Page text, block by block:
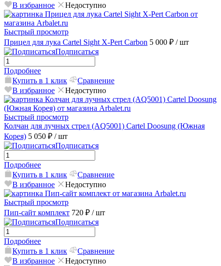
В избранное
Недоступно
Быстрый просмотр
Прицел для лука Cartel Sight X-Pert Carbon 5 000 ₽ / шт
Подписаться
Подробнее
Купить в 1 клик
Сравнение
В избранное
Недоступно
Быстрый просмотр
Колчан для лучных стрел (AQ5001) Cartel Doosung (Южная
Корея) 5 050 ₽ / шт
Подписаться
Подробнее
Купить в 1 клик
Сравнение
В избранное
Недоступно
Быстрый просмотр
Пип-сайт комплект 720 ₽ / шт
Подписаться
Подробнее
Купить в 1 клик
Сравнение
В избранное
Недоступно